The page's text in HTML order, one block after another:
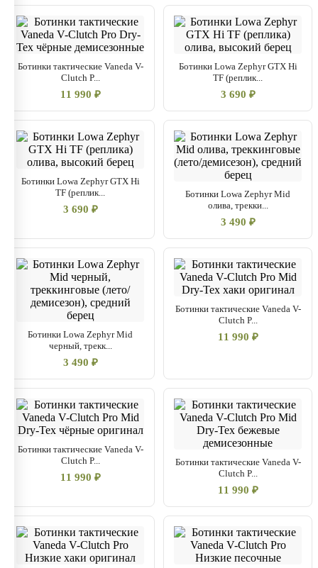
Ботинки тактические Vaneda V-
Clutch P...
11 990 ₽
Ботинки Lowa Zephyr GTX Hi
TF (реплик...
3 690 ₽
Ботинки Lowa Zephyr GTX Hi
TF (реплик...
3 690 ₽
Ботинки Lowa Zephyr Mid
олива, трекки...
3 490 ₽
Ботинки Lowa Zephyr Mid
черный, трекк...
3 490 ₽
Ботинки тактические Vaneda V-
Clutch P...
11 990 ₽
Ботинки тактические Vaneda V-
Clutch P...
11 990 ₽
Ботинки тактические Vaneda V-
Clutch P...
11 990 ₽